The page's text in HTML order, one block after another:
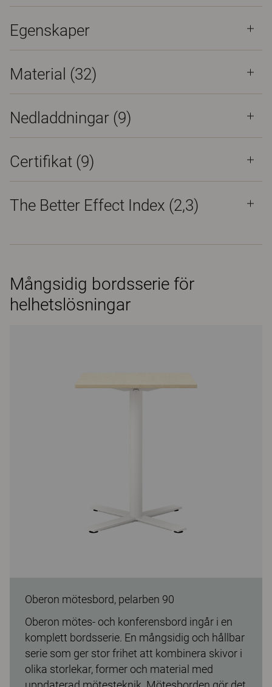
Egenskaper
Material (32)
Nedladdningar (9)
Certifikat (9)
The Better Effect Index (2,3)
Mångsidig bordsserie för
helhetslösningar
Oberon mötesbord, pelarben 90
Oberon mötes- och konferensbord ingår i en
komplett bordsserie. En mångsidig och hållbar
serie som ger stor frihet att kombinera skivor i
olika storlekar, former och material med